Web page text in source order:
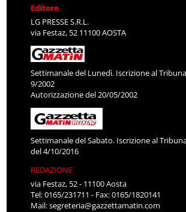
Editore
LG PRESSE S.R.L.
via Festaz, 52 11100 AOSTA
Settimanale del Lunedì. Iscrizione al
9/2002
Autorizzazione del 20/05/2002
Settimanale del Sabato. Iscrizione al
del 4/10/2016
REDAZIONE
via Festaz, 52 - 11100 Aosta
Tel: 0165/231711 - Fax: 0165/1820141
Mail:segreteria@gazzettamatin.com